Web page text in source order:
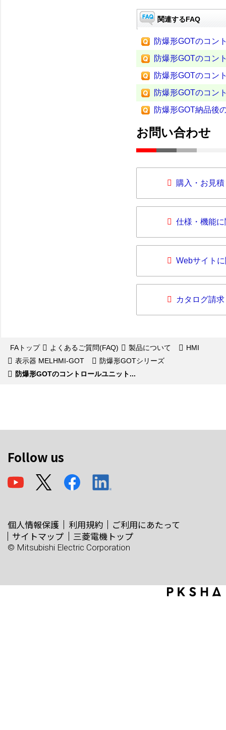
関連するFAQ
防爆形GOTのコン
防爆形GOTのコン
防爆形GOTのコン
防爆形GOTのコン
防爆形GOT納品後
お問い合わせ
購入・お見
仕様・機能
Webサイト
カタログ請求
FAトップ よくあるご質問(FAQ) 製品について
HMI
表示器 MELHMI-GOT
防爆形GOTシリーズ
防爆形GOTのコントロールユニット...
Follow us
個人情報保護 利用規約
ご利用にあたって
サイトマップ
三菱電機トップ
© Mitsubishi Electric Corporation